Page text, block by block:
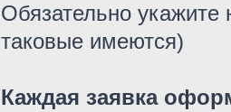
Обязательно укажите
таковые имеются)
Каждая заявка